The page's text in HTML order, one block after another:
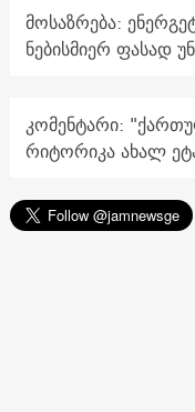
მოსაზრება:
ნებისმიერ ფასად
კომენტარი:
რიტორიკა ახალ